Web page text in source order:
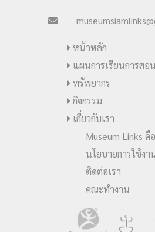
หน้าหลัก
แผนการเรียนการสอน
ทรัพยากร
กิจกรรม
เกี่ยวกับเรา
Museum Links คื
นโยบายการใช้งา
ติดต่อเรา
คณะทำงาน